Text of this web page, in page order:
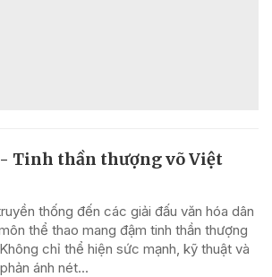
Tinh thần thượng võ Việt
thống đến các giải đấu văn hóa dân
thể thao mang đậm tinh thần thượng
chỉ thể hiện sức mạnh, kỹ thuật và
ánh nét...